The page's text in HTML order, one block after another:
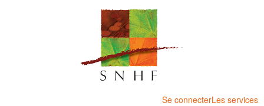
Se connecterLes services